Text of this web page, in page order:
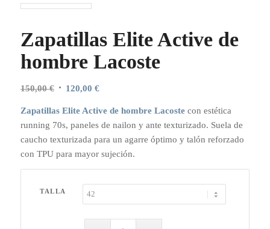
Zapatillas Elite Active de
hombre Lacoste
150,00€ El
original
era:
150,00 €.
120,00 €El
actual
es:
120,00 €.
Zapatillas Elite Active de hombre Lacostecon estética
running 70s, paneles de nailon y ante texturizado. Suela de
caucho texturizada para un agarre óptimo y talón reforzado
con TPU para mayor sujeción.
TALLA